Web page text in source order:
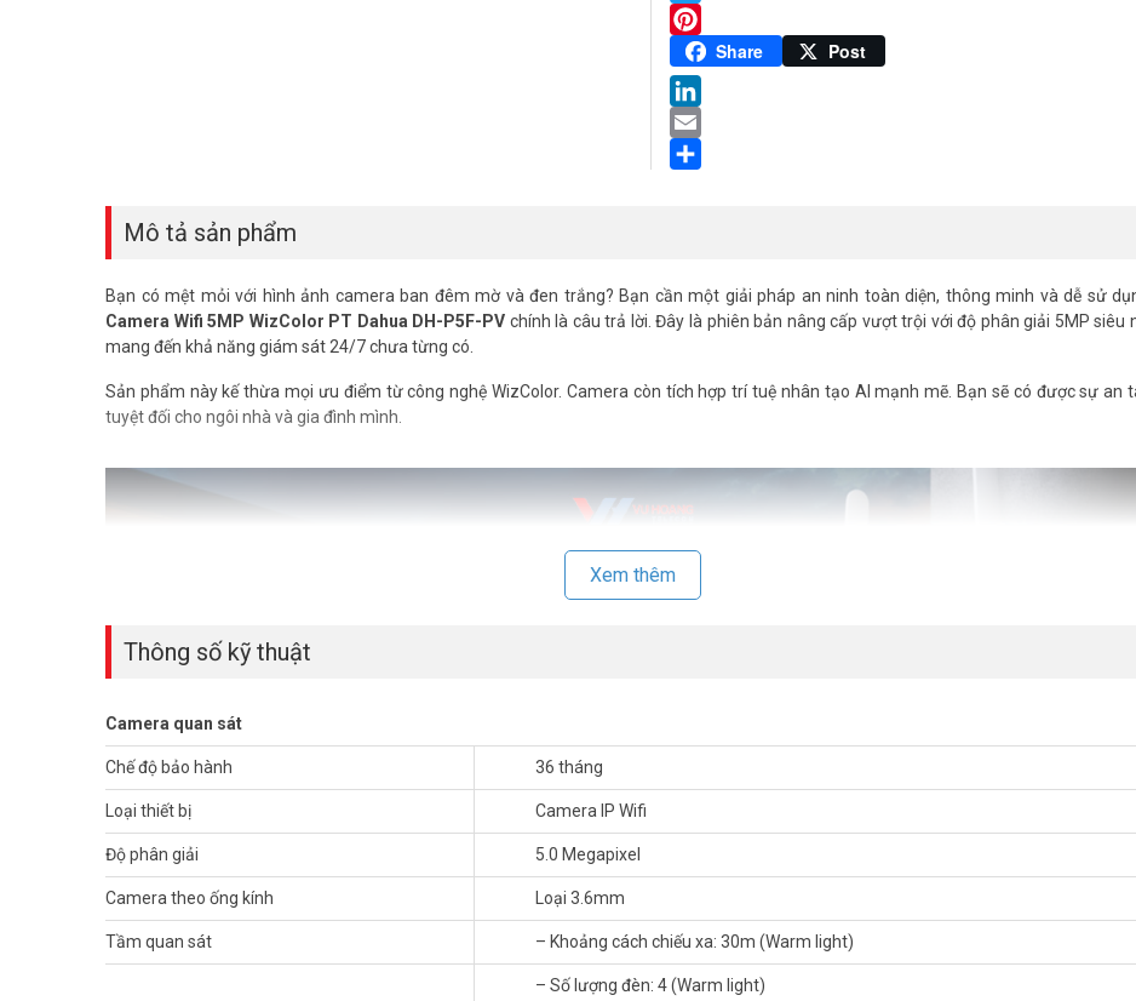
Twitter
Pinterest
Share Post
LinkedIn
Email
Mô tả sản phẩm
Bạn có mệt mỏi với hình ảnh camera ban đêm mờ và đen trắng? Bạn cần một giải pháp an ninh toàn diện, thông minh và dễ sử
Camera Wifi 5MP WizColor PT Dahua DH-P5F-PV chính là câu trả lời. Đây là phiên bản nâng cấp vượt trội với độ phân giải 5MP siêu
mang đến khả năng giám sát 24/7 chưa từng có.
Sản phẩm này kế thừa mọi ưu điểm từ công nghệ WizColor. Camera còn tích hợp trí tuệ nhân tạo AI mạnh mẽ. Bạn sẽ có được sự an
tuyệt đối cho ngôi nhà và gia đình mình.
Xem thêm
Thông số kỹ thuật
Camera quan sát
Chế độ bảo hành 36 tháng
Loại thiết bị Camera IP Wifi
Độ phân giải 5.0 Megapixel
Camera theo ống kính Loại 3.6mm
Tầm quan sát – Khoảng cách chiếu xa: 30m (Warm light)
– Số lượng đèn: 4 (Warm light)